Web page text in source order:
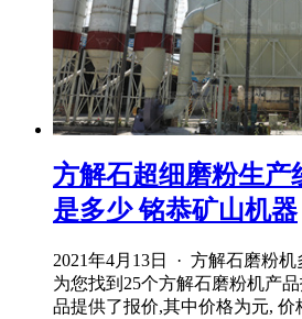
方解石超细磨粉生产
是多少 铭恭矿山机器
2021年4月13日 · 方解石磨粉
为您找到25个方解石磨粉机产
品提供了报价,其中价格为元, 价